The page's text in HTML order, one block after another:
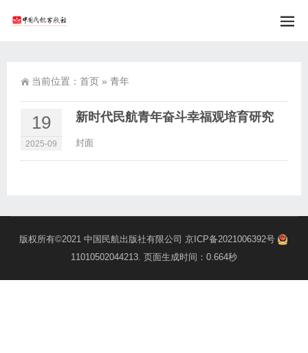
当前位置： 首页 » 青年
19
2025-09
新时代民航青年奋斗幸福观培育研究
封面
版权所有©2021 中国民航出版社有限公司 京ICP备2021006392号
11010502044213. 页面生成时间：0.664秒